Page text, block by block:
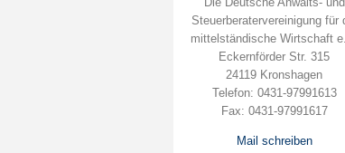
Steuerberatervereinigung für
mittelständische Wirtschaft
Eckernförder Str. 315
24119 Kronshagen
Telefon: 0431-97991613
Fax: 0431-97991617
Mail schreiben